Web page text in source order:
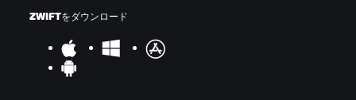
ZWIFTをダウンロード